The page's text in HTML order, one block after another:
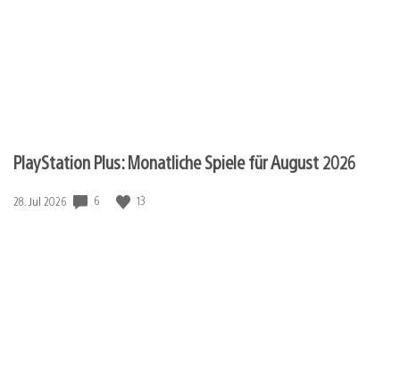
PlayStation Plus: Monatliche Spiele für August 2026
Veröffentlichungsdatum:
28. Jul 2026 6 13